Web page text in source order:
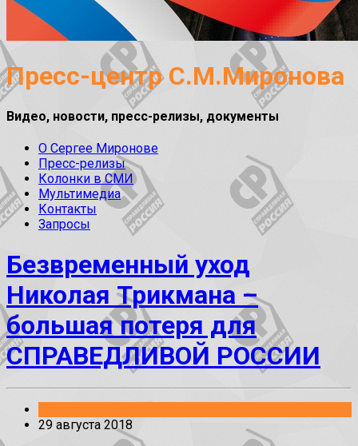
Пресс-центр С.М.Миронова
Видео, новости, пресс-релизы, документы
О Сергее Миронове
Пресс-релизы
Колонки в СМИ
Мультимедиа
Контакты
Запросы
Безвременный уход
Николая Трикмана –
большая потеря для
СПРАВЕДЛИВОЙ РОССИИ
29 августа 2018